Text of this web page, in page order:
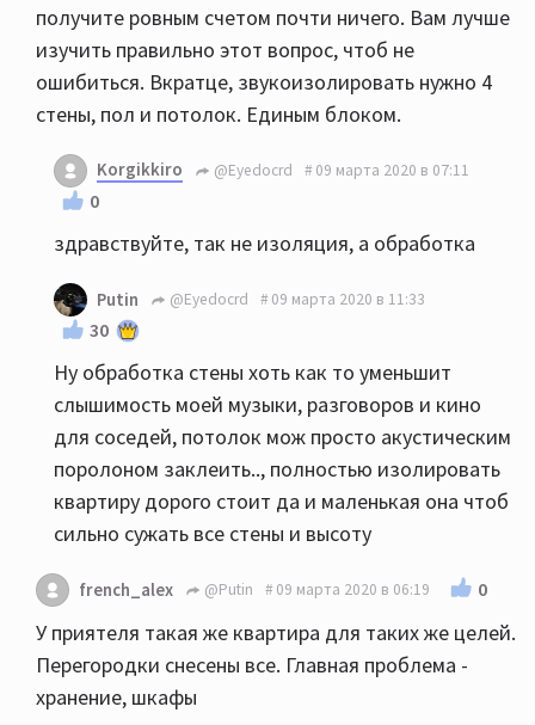
получите ровным счетом почти ничего. Вам лучше
изучить правильно этот вопрос, чтоб не
ошибиться. Вкратце, звукоизолировать нужно 4
стены, пол и потолок. Единым блоком.
Korgikkiro @Eyedocrd 09 марта 2020 в 07:11
0
здравствуйте, так не изоляция, а обработка
Putin @Eyedocrd 09 марта 2020 в 11:33
30
Ну обработка стены хоть как то уменьшит
слышимость моей музыки, разговоров и кино
для соседей, потолок мож просто акустическим
поролоном заклеить.., полностью изолировать
квартиру дорого стоит да и маленькая она чтоб
сильно сужать все стены и высоту
french_alex @Putin 09 марта 2020 в 06:19 0
У приятеля такая же квартира для таких же целей.
Перегородки снесены все. Главная проблема -
хранение, шкафы